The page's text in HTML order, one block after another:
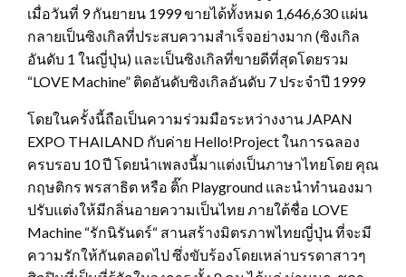
เมื่อวันที่ 9 กันยายน 1999 ขายได้ทั้งหมด 1,646,630 แผ่น
กลายเป็นซิงเกิลที่ประสบความสำเร็จอย่างมาก (ซิงเกิล
อันดับ 1 ในญี่ปุ่น) และเป็นซิงเกิลที่ขายดีที่สุดโดยรวม
“LOVE Machine” ติดอันดับซิงเกิลอันดับ 7 ประจำปี 1999
โดยในครั้งนี้ถือเป็นความร่วมมือระหว่างงาน JAPAN
EXPO THAILAND กับค่าย Hello!Project ในการฉลอง
ครบรอบ 10 ปี โดยนำเพลงนี้มาแต่งเป็นภาษาไทยโดย คุณ
กฤษติกร พรสาธิต หรือ ติ๊ก Playground และนำทำนองมา
ปรับแต่งให้มีกลิ่นอายความเป็นไทย ภายใต้ชื่อ LOVE
Machine “รักนิรันดร์“ สานสร้างมิตรภาพไทยญี่ปุ่น ที่จะมี
ความรักให้กันตลอดไป ซึ่งขับร้องโดยเหล่าบรรดาสาวๆ